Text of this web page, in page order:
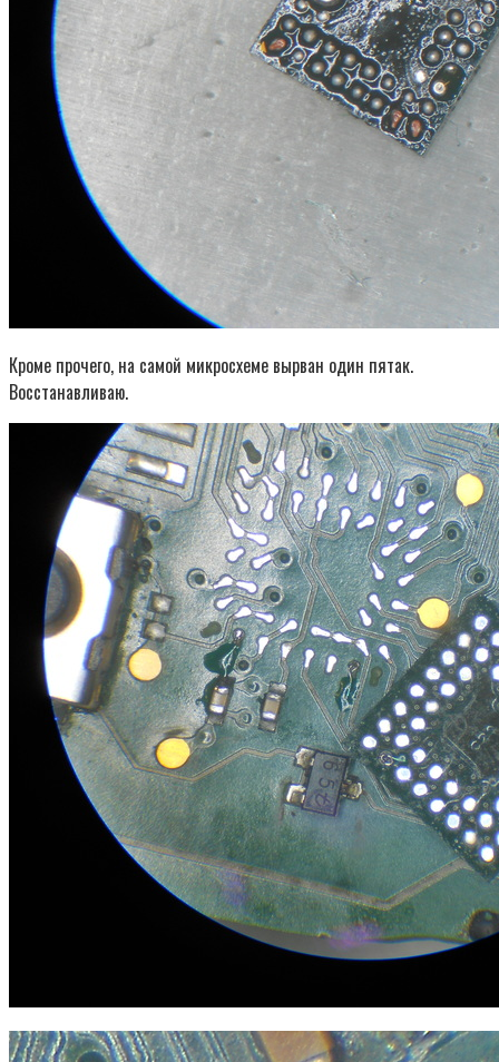
Кроме прочего, на самой микросхеме вырван один пятак.
Восстанавливаю.